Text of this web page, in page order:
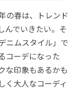
の春は、トレンド
んでいきたい。そ
ニムスタイル」で
コーデになった
な印象もあるかも
く大人なコーディ